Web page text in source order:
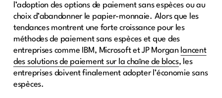
l’adoption des options de paiement sans espèces ou au
choix d’abandonner le papier-monnaie. Alors que les
tendances montrent une forte croissance pour les
méthodes de paiement sans espèces et que des
entreprises comme IBM, Microsoft et JP Morgan lancent
des solutions de paiement sur la chaîne de blocs, les
entreprises doivent finalement adopter l’économie sans
espèces.